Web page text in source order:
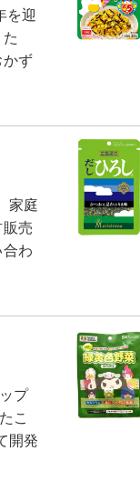
を迎
かず
家庭
売
わ
プ
こ
開発